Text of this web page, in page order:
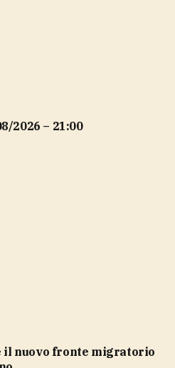
2026 – 21:00